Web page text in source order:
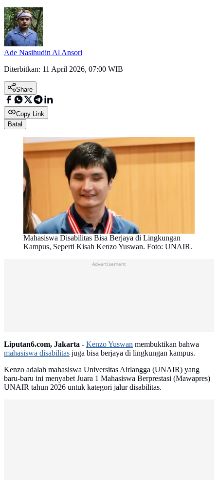
Ade Nasihudin Al Ansori
Diterbitkan: 11 April 2026, 07:00 WIB
Share
Copy Link
Batal
Mahasiswa Disabilitas Bisa Berjaya di Lingkungan
Kampus, Seperti Kisah Kenzo Yuswan. Foto: UNAIR.
Advertisement
Liputan6.com, Jakarta - Kenzo Yuswan membuktikan bahwa
mahasiswa disabilitas juga bisa berjaya di lingkungan kampus.
Kenzo adalah mahasiswa Universitas Airlangga (UNAIR) yang
baru-baru ini menyabet Juara 1 Mahasiswa Berprestasi (Mawapres)
UNAIR tahun 2026 untuk kategori jalur disabilitas.